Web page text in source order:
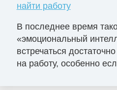
найти работу
В последнее время
«эмоциональный
встречаться
на работу, особенно